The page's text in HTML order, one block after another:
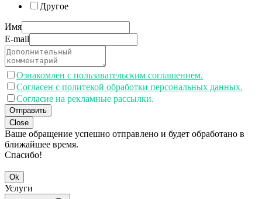
Другое
Имя
E-mail
Ознакомлен с пользавательским соглашением.
Согласен с политекой обработки персональных данных.
Согласие на рекламные рассылки.
Отправить
Close
Ваше обращение успешно отправлено и будет обработано в
ближайшее время.
Спасибо!
Ok
Услуги